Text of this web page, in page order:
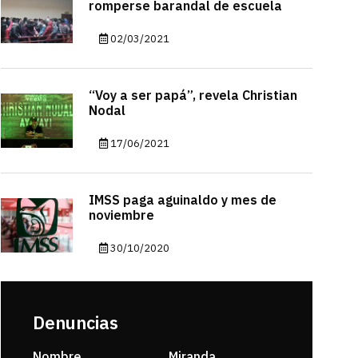
romperse barandal de escuela
02/03/2021
“Voy a ser papá”, revela Christian
Nodal
17/06/2021
IMSS paga aguinaldo y mes de
noviembre
30/10/2020
Denuncias